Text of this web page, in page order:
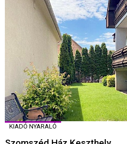
KIADÓ NYARALÓ